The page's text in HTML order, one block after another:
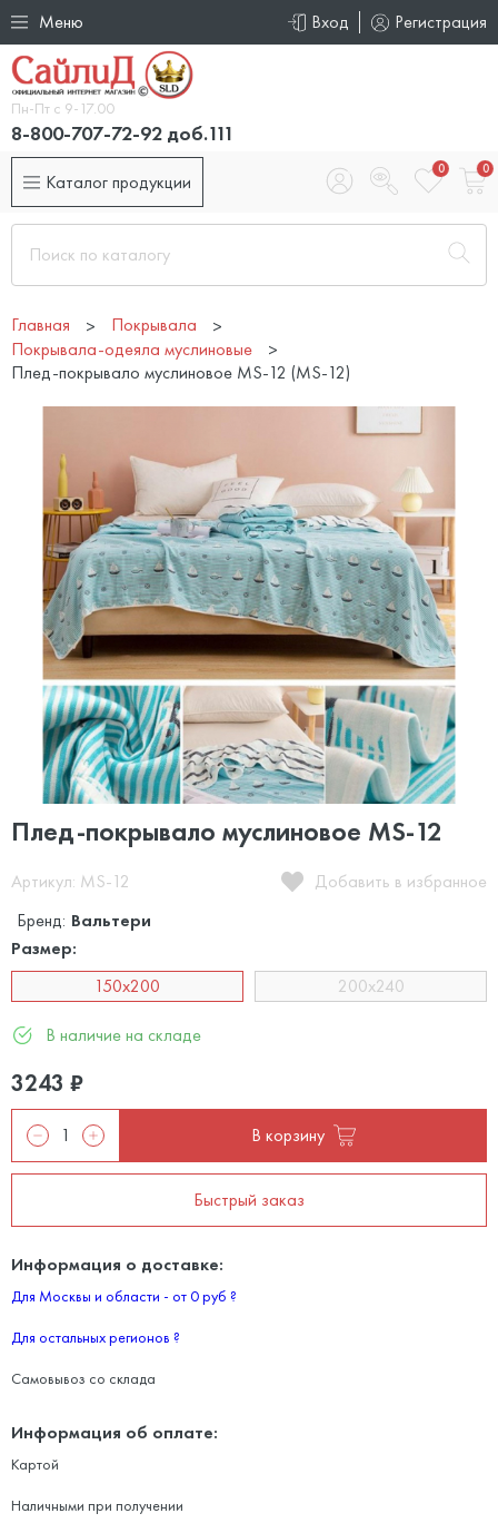
Меню Вход Регистрация
Пн-Пт с 9-17.00
8-800-707-72-92 доб.111
Каталог продукции
0 0
Главная
Покрывала
Покрывала-одеяла муслиновые
Плед-покрывало муслиновое MS-12 (MS-12)
Плед-покрывало муслиновое MS-12
Артикул: MS-12
Добавить в избранное
Бренд: Вальтери
Размер:
150х200
200х240
В наличие на складе
3243 ₽
В корзину
Быстрый заказ
Информация о доставке:
Для Москвы и области - от 0 руб ?
Для остальных регионов ?
Самовывоз со склада
Информация об оплате:
Картой
Наличными при получении